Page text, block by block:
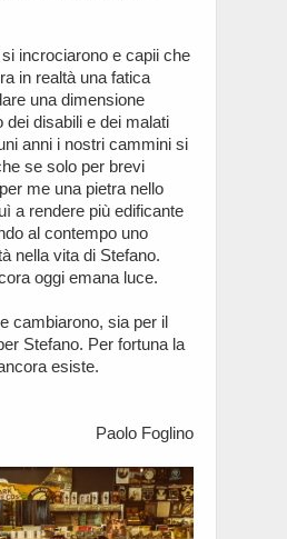
incrociarono e capii che
in realtà una fatica
una dimensione
dei disabili e dei malati
anni i nostri cammini si
se solo per brevi
me una pietra nello
a rendere più edificante
al contempo uno
nella vita di Stefano.
oggi emana luce.
cambiarono, sia per il
Stefano. Per fortuna la
esiste.
Paolo Foglino